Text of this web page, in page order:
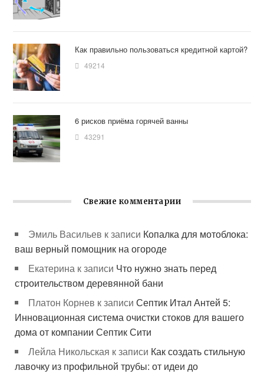
Как правильно пользоваться кредитной картой?
49214
6 рисков приёма горячей ванны
43291
Свежие комментарии
Эмиль Васильев к записи Копалка для мотоблока:
ваш верный помощник на огороде
Екатерина к записи Что нужно знать перед
строительством деревянной бани
Платон Корнев к записиСептик Итал Антей 5:
Инновационная система очистки стоков для вашего
дома от компании Септик Сити
Лейла Никольская к записи Как создать стильную
лавочку из профильной трубы: от идеи до